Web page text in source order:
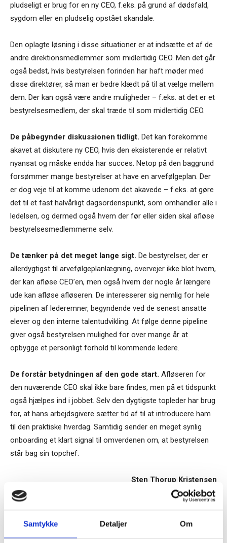
Samtykke Detaljer Om
pludseligt er brug for en ny CEO, f.eks. på grund af dødsfald,
sygdom eller en pludselig opstået skandale.
Den oplagte løsning i disse situationer er at indsætte et af de
andre direktionsmedlemmer som midlertidig CEO. Men det går
også bedst, hvis bestyrelsen forinden har haft møder med
disse direktører, så man er bedre klædt på til at vælge mellem
dem. Der kan også være andre muligheder – f.eks. at det er et
bestyrelsesmedlem, der skal træde til som midlertidig CEO.
De påbegynder diskussionen tidligt. Det kan forekomme
akavet at diskutere ny CEO, hvis den eksisterende er relativt
nyansat og måske endda har succes. Netop på den baggrund
forsømmer mange bestyrelser at have en arvefølgeplan. Der
er dog veje til at komme udenom det akavede – f.eks. at gøre
det til et fast halvårligt dagsordenspunkt, som omhandler alle i
ledelsen, og dermed også hvem der før eller siden skal afløse
bestyrelsesmedlemmerne selv.
De tænker på det meget lange sigt. De bestyrelser, der er
allerdygtigst til arvefølgeplanlægning, overvejer ikke blot hvem,
der kan afløse CEO’en, men også hvem der nogle år længere
ude kan afløse afløseren. De interesserer sig nemlig for hele
pipelinen af lederemner, begyndende ved de senest ansatte
elever og den interne talentudvikling. At følge denne pipeline
giver også bestyrelsen mulighed for over mange år at
opbygge et personligt forhold til kommende ledere.
De forstår betydningen af den gode start. Afløseren for
den nuværende CEO skal ikke bare findes, men på et tidspunkt
også hjælpes ind i jobbet. Selv den dygtigste topleder har brug
for, at hans arbejdsgivere sætter tid af til at introducere ham
til den praktiske hverdag. Samtidig sender en meget synlig
onboarding et klart signal til omverdenen om, at bestyrelsen
står bag sin topchef.
Sten Thorup Kristensen